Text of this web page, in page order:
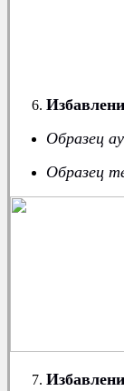
Образец
Образец